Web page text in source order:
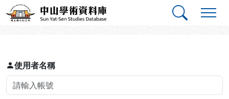
跳到主要內容
中山學術資料庫
登入
使用者名稱